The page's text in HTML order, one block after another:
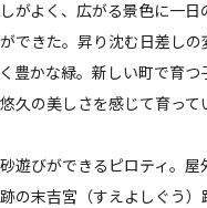
がよく、広がる景色に一
できた。昇り沈む日差し
豊かな緑。新しい町で育つ
久の美しさを感じて育って
遊びができるピロティ。屋
の末吉宮（すえよしぐう）